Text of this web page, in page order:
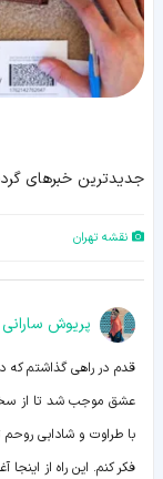
جدیدترین خبرهای
نقشه تهران
پریوش سارانی
قدم در راهی گذاشتم که
عشق موجب شد تا از
با طراوت و شادابی
فکر کنم. این راه از اینجا